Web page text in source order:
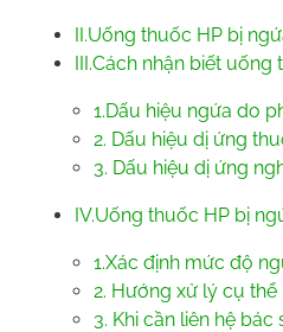
II.Uống thuốc HP bị
III.Cách nhận biết
1.Dấu hiệu ngứa do
2. Dấu hiệu dị ứng
3. Dấu hiệu dị ứng
IV.Uống thuốc HP bị
1.Xác định mức độ
2. Hướng xử lý cụ thể
3. Khi cần liên hệ bác